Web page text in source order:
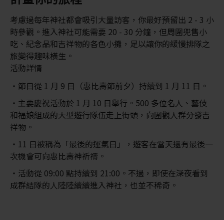
考慮過每年神社都會吸引大量訪客，你最好預留出 2 - 3 小
時參觀。進入神社可能需要 20 - 30 分鐘，但周圍兜售小
吃、紀念品和吉祥物的各色小攤，足以讓你的緩慢排隊之
旅變得趣味橫生。
活動詳情
節日從 1 月 9 日（惠比壽節前夕）持續到 1 月 11 日。
主要慶祝活動於 1 月 10 日舉行。500 多位名人、藝伎
和福娘組成的大型遊行隊伍走上街頭，向圍觀人群分發吉
祥物。
11 日被稱為「最後的運氣日」，遊客在當天還有最後一
次機會可向惠比壽神祈禱。
活動從 09:00 點持續到 21:00。不過，即使在深夜看到
成群結隊的人陸陸續續進入神社，也並不稀奇。